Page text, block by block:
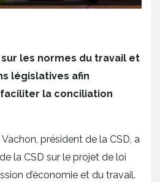
les normes du travail et
législatives afin
la conciliation
Vachon, président de la CSD, a
la CSD sur le projet de loi
d’économie et du travail.